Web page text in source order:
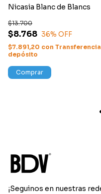
Nicasia Blanc de Blancs
$8.768
$13.700
36% OFF
$7.891,20 con
depósito
Comprar
¡Seguinos en nuestras